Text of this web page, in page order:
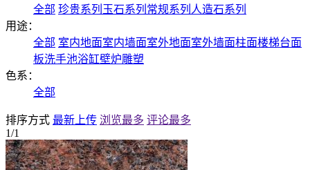
全部 珍贵系列 玉石系列 常规系列 人造石系列
用途：
全部 室内地面室内墙面室外地面室外墙面柱面楼梯台面
板洗手池浴缸壁炉雕塑
色系：
全部
排序方式 最新上传 浏览最多 评论最多
1/1